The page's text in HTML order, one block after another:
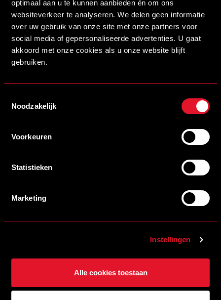
optimaal aan u te kunnen aanbieden én om ons
websiteverkeer te analyseren. We delen geen informatie
over uw gebruik van onze site met onze partners voor
social media of gepersonaliseerde advertenties. U gaat
akkoord met onze cookies als u onze website blijft
gebruiken.
Noodzakelijk
Voorkeuren
Statistieken
Marketing
Instellingen
Alle cookies toestaan
16/07/2026 14:00
MYSTEEL NIEUWE NAAMGEVER VAN ONS STADION
KAARTVERKOOP OEFENWEDSTRIJD TEGEN SINT-TRUIDENSE V.V.